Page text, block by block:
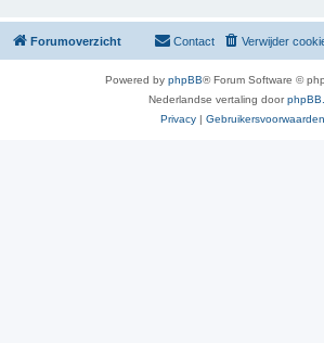
Forumoverzicht Verwijder
Contact
Powered by phpBB® Forum Software ©
Nederlandse vertaling door
Privacy | Gebruikersvoorwaarden